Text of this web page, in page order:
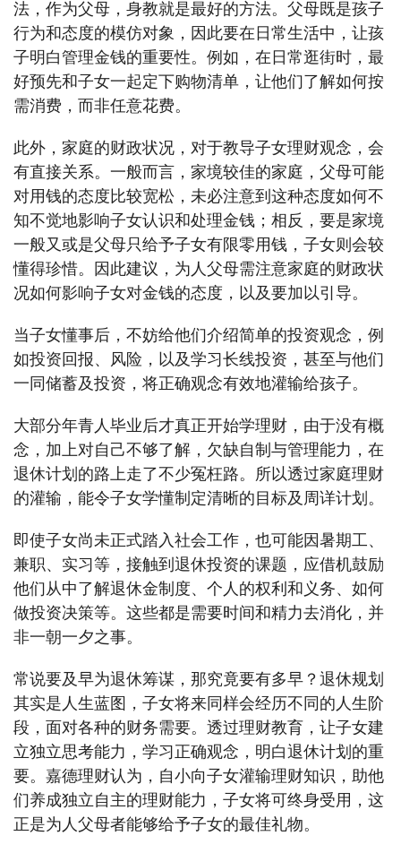
法，作为父母，身教就是最好的方法。父母既是孩子
行为和态度的模仿对象，因此要在日常生活中，让孩
子明白管理金钱的重要性。例如，在日常逛街时，最
好预先和子女一起定下购物清单，让他们了解如何按
需消费，而非任意花费。
此外，家庭的财政状况，对于教导子女理财观念，会
有直接关系。一般而言，家境较佳的家庭，父母可能
对用钱的态度比较宽松，未必注意到这种态度如何不
知不觉地影响子女认识和处理金钱；相反，要是家境
一般又或是父母只给予子女有限零用钱，子女则会较
懂得珍惜。因此建议，为人父母需注意家庭的财政状
况如何影响子女对金钱的态度，以及要加以引导。
当子女懂事后，不妨给他们介绍简单的投资观念，例
如投资回报、风险，以及学习长线投资，甚至与他们
一同储蓄及投资，将正确观念有效地灌输给孩子。
大部分年青人毕业后才真正开始学理财，由于没有概
念，加上对自己不够了解，欠缺自制与管理能力，在
退休计划的路上走了不少冤枉路。所以透过家庭理财
的灌输，能令子女学懂制定清晰的目标及周详计划。
即使子女尚未正式踏入社会工作，也可能因暑期工、
兼职、实习等，接触到退休投资的课题，应借机鼓励
他们从中了解退休金制度、个人的权利和义务、如何
做投资决策等。这些都是需要时间和精力去消化，并
非一朝一夕之事。
常说要及早为退休筹谋，那究竟要有多早？退休规划
其实是人生蓝图，子女将来同样会经历不同的人生阶
段，面对各种的财务需要。透过理财教育，让子女建
立独立思考能力，学习正确观念，明白退休计划的重
要。嘉德理财认为，自小向子女灌输理财知识，助他
们养成独立自主的理财能力，子女将可终身受用，这
正是为人父母者能够给予子女的最佳礼物。